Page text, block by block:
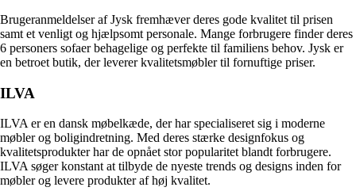
Brugeranmeldelser af Jysk fremhæver deres gode kvalitet til prisen
samt et venligt og hjælpsomt personale. Mange forbrugere finder deres
6 personers sofaer behagelige og perfekte til familiens behov. Jysk er
en betroet butik, der leverer kvalitetsmøbler til fornuftige priser.
ILVA
ILVA er en dansk møbelkæde, der har specialiseret sig i moderne
møbler og boligindretning. Med deres stærke designfokus og
kvalitetsprodukter har de opnået stor popularitet blandt forbrugere.
ILVA søger konstant at tilbyde de nyeste trends og designs inden for
møbler og levere produkter af høj kvalitet.